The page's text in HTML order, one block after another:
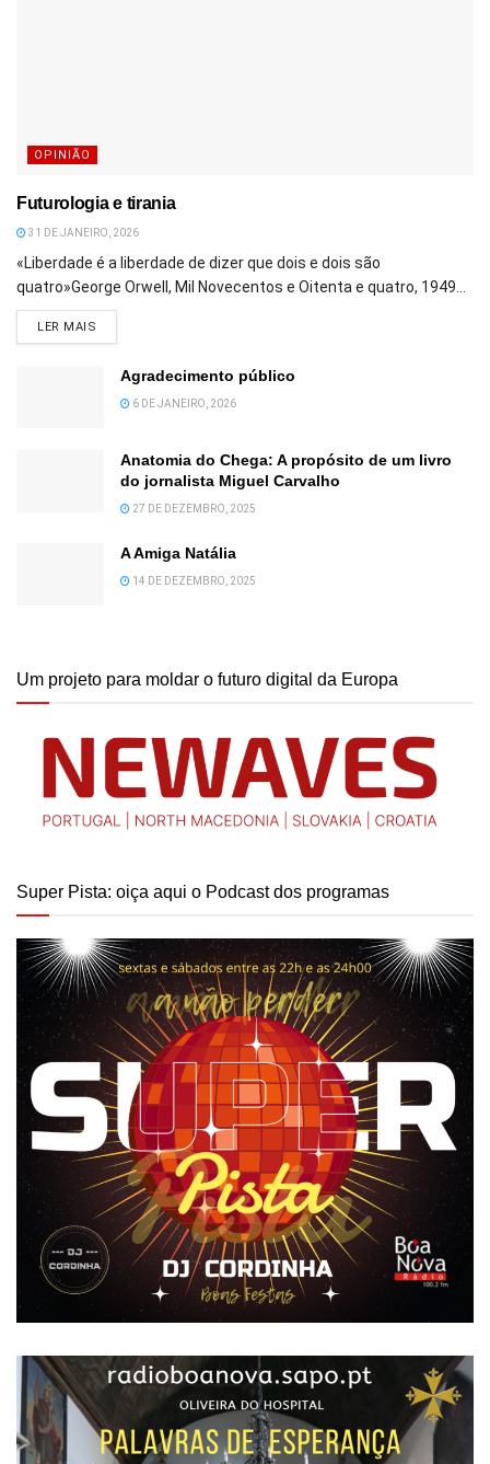
OPINIÃO
Futurologia e tirania
31 DE JANEIRO, 2026
«Liberdade é a liberdade de dizer que dois e dois são
quatro»George Orwell, Mil Novecentos e Oitenta e quatro, 1949...
LER MAIS
Agradecimento público
6 DE JANEIRO, 2026
Anatomia do Chega: A propósito de um livro
do jornalista Miguel Carvalho
27 DE DEZEMBRO, 2025
A Amiga Natália
14 DE DEZEMBRO, 2025
Um projeto para moldar o futuro digital da Europa
Super Pista: oiça aqui o Podcast dos programas